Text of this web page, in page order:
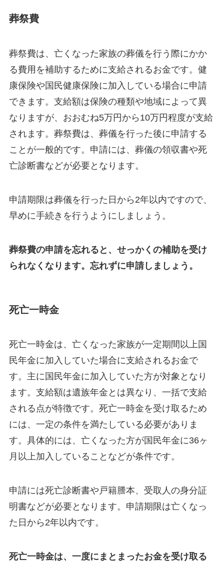
葬祭費
葬祭費は、亡くなった家族の葬儀を行う際にかか
る費用を補助するために支給されるお金です。健
康保険や国民健康保険に加入している場合に申請
できます。支給額は保険の種類や地域によって異
なりますが、おおむね5万円から10万円程度が支給
されます。葬祭費は、葬儀を行った後に申請する
ことが一般的です。申請には、葬儀の領収書や死
亡診断書などが必要となります。
申請期限は葬儀を行った日から2年以内ですので、
早めに手続きを行うようにしましょう。
葬祭費の申請を忘れると、せっかくの補助を受け
られなくなります。忘れずに申請しましょう。
死亡一時金
死亡一時金は、亡くなった家族が一定期間以上国
民年金に加入していた場合に支給されるお金で
す。主に国民年金に加入していた方が対象となり
ます。支給額は遺族年金とは異なり、一括で支給
される点が特徴です。死亡一時金を受け取るため
には、一定の条件を満たしている必要がありま
す。具体的には、亡くなった方が国民年金に36ヶ
月以上加入していることなどが条件です。
申請には死亡診断書や戸籍謄本、受取人の身分証
明書などが必要となります。申請期限は亡くなっ
た日から2年以内です。
死亡一時金は、一度にまとまったお金を受け取る